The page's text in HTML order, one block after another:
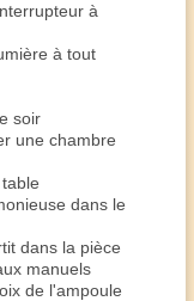
à
à tout
soir
une chambre
dans le
dans la pièce
manuels
de l'ampoule